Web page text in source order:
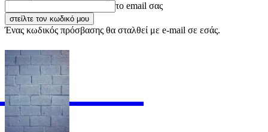
το email σας
Ένας κωδικός πρόσβασης θα σταλθεί με e-mail σε εσάς.
OFFICIAL